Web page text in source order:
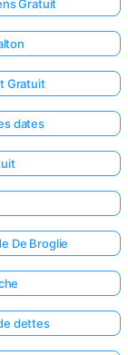
Gratuit
Gratuit
dates
De Broglie
dettes